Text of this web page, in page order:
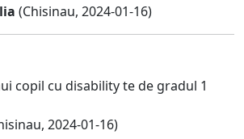
(Chisinau, 2024-01-16)
copil cu disability te de gradul 1
2024-01-16)